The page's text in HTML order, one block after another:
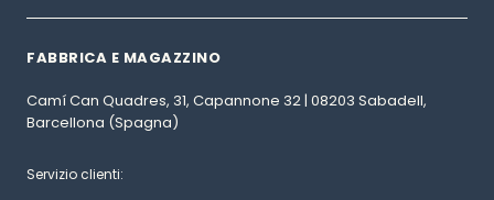
FABBRICA E MAGAZZINO
Camí Can Quadres, 31, Capannone 32 | 08203 Sabadell,
Barcellona (Spagna)
Servizio clienti: